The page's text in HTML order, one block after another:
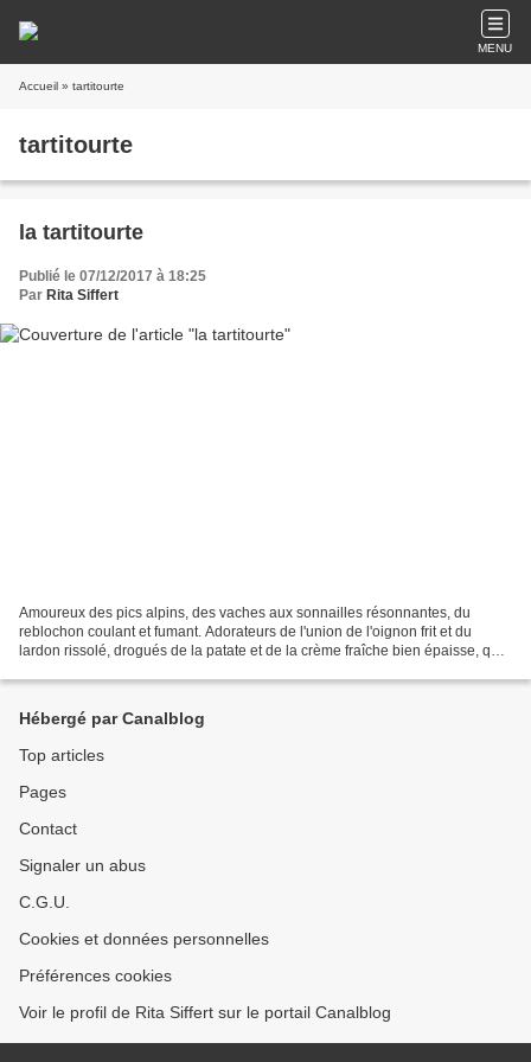
MENU
Accueil » tartitourte
tartitourte
la tartitourte
Publié le 07/12/2017 à 18:25
Par Rita Siffert
Amoureux des pics alpins, des vaches aux sonnailles résonnantes, du
reblochon coulant et fumant. Adorateurs de l'union de l'oignon frit et du
lardon rissolé, drogués de la patate et de la crème fraîche bien épaisse, que
Hébergé par Canalblog
Top articles
Pages
Contact
Signaler un abus
C.G.U.
Cookies et données personnelles
Préférences cookies
Voir le profil de Rita Siffert sur le portail Canalblog